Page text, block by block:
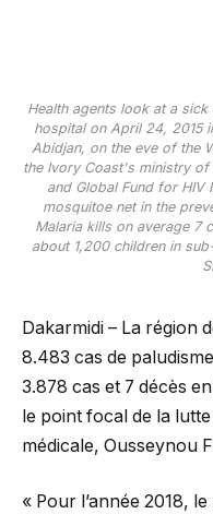
Health agents look at a
hospital on April 24, 2015
Abidjan, on the eve of the
the Ivory Coast's ministry of
and Global Fund for HIV
mosquitoe net in the
Malaria kills on average 7
about 1,200 children in
Dakarmidi – La région
8.483 cas de
3.878 cas et 7 décès
le point focal de la
médicale, Ousseynou
« Pour l’année 2018,